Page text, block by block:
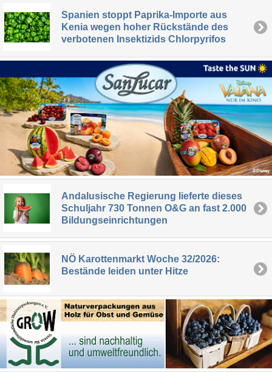
Spanien stoppt Paprika-Importe aus
Kenia wegen hoher Rückstände des
verbotenen Insektizids Chlorpyrifos
Andalusische Regierung lieferte dieses
Schuljahr 730 Tonnen O&G an fast 2.000
Bildungseinrichtungen
NÖ Karottenmarkt Woche 32/2026:
Bestände leiden unter Hitze